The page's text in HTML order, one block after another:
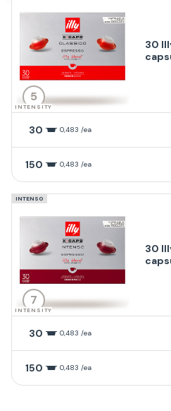
5
INTENSITY
30
30 0,483 /ea
150 0,483 /ea
INTENSO
7
INTENSITY
30
30 0,483 /ea
150 0,483 /ea